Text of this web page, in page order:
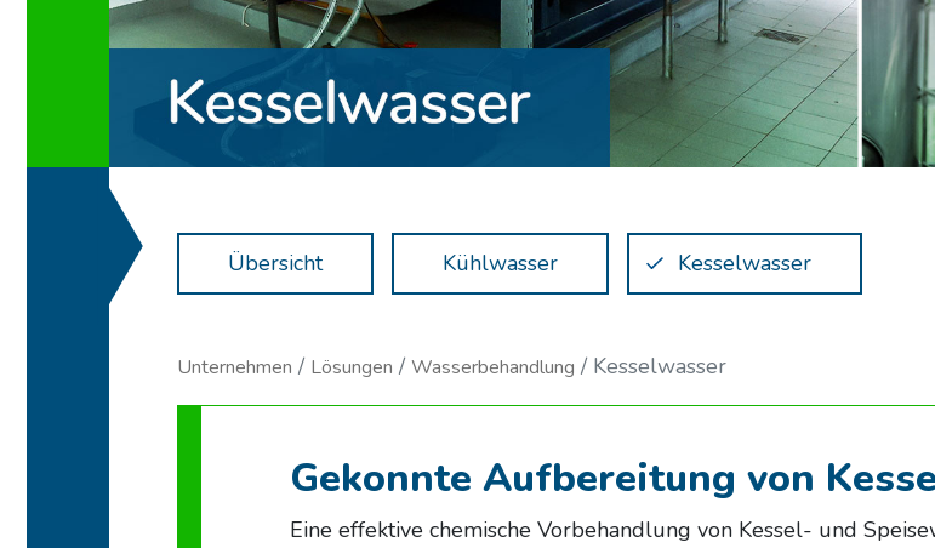
Übersicht Kühlwasser Kesselwasser
Unternehmen Lösungen Wasserbehandlung Kesselwasser
Gekonnte Aufbereitung von
Eine effektive chemische Vorbehandlung von Kessel- und